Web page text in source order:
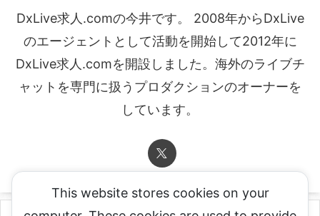
DxLive求人.comの今井です。 2008年からDxLive
のエージェントとして活動を開始して2012年に
DxLive求人.comを開設しました。海外のライブチ
ャットを専門に扱うプロダクションのオーナーを
しています。
This website stores cookies on your